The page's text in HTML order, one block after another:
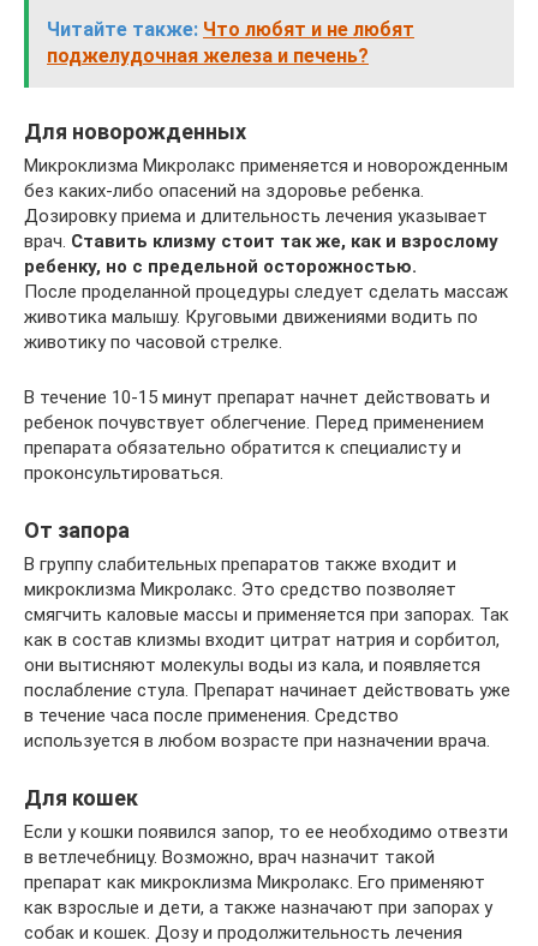
Читайте также: Что любят и не любят
поджелудочная железа и печень?
Для новорожденных
Микроклизма Микролакс применяется и новорожденным
без каких-либо опасений на здоровье ребенка.
Дозировку приема и длительность лечения указывает
врач. Ставить клизму стоит так же, как и взрослому
ребенку, но с предельной осторожностью.
После проделанной процедуры следует сделать массаж
животика малышу. Круговыми движениями водить по
животику по часовой стрелке.
В течение 10-15 минут препарат начнет действовать и
ребенок почувствует облегчение. Перед применением
препарата обязательно обратится к специалисту и
проконсультироваться.
От запора
В группу слабительных препаратов также входит и
микроклизма Микролакс. Это средство позволяет
смягчить каловые массы и применяется при запорах. Так
как в состав клизмы входит цитрат натрия и сорбитол,
они вытисняют молекулы воды из кала, и появляется
послабление стула. Препарат начинает действовать уже
в течение часа после применения. Средство
используется в любом возрасте при назначении врача.
Для кошек
Если у кошки появился запор, то ее необходимо отвезти
в ветлечебницу. Возможно, врач назначит такой
препарат как микроклизма Микролакс. Его применяют
как взрослые и дети, а также назначают при запорах у
собак и кошек. Дозу и продолжительность лечения